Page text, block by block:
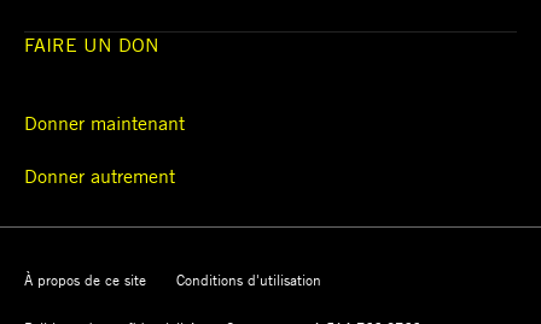
FAIRE UN DON
Donner maintenant
Donner autrement
À propos de ce site Conditions d'utilisation